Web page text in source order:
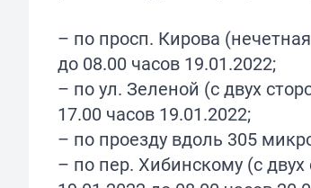
– по просп. Кирова
до 08.00 часов 19.01.2022;
– по ул. Зеленой (с двух
17.00 часов 19.01.2022;
– по проезду вдоль 305
– по пер. Хибинскому (с